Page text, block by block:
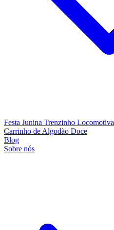
Festa Junina Trenzinho Locomotiva
Carrinho de Algodão Doce
Blog
Sobre nós